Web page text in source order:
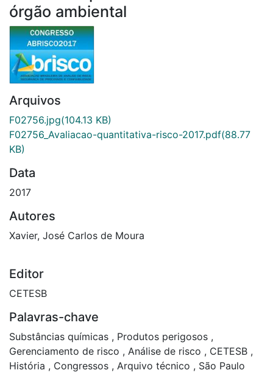
Fale Conosco
órgão ambiental
Arquivos
F02756.jpg(104.13 KB)
F02756_Avaliacao-quantitativa-risco-2017.pdf(88.77
KB)
Data
2017
Autores
Xavier, José Carlos de Moura
Editor
CETESB
Palavras-chave
Substâncias químicas , Produtos perigosos ,
Gerenciamento de risco , Análise de risco , CETESB ,
História , Congressos , Arquivo técnico , São Paulo